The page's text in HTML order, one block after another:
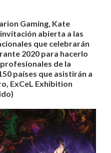
Gaming, Kate
abierta a las
que celebrarán
2020 para hacerlo
de la
países que asistirán a
ExCeL Exhibition